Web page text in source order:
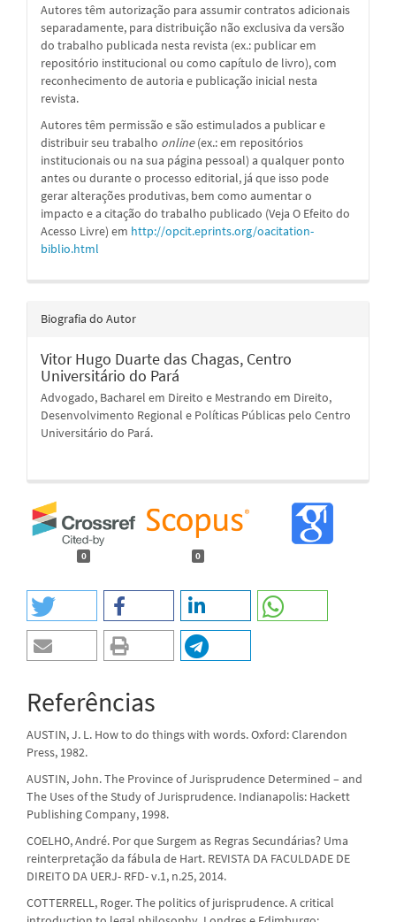
Autores têm autorização para assumir contratos adicionais
separadamente, para distribuição não exclusiva da versão
do trabalho publicada nesta revista (ex.: publicar em
repositório institucional ou como capítulo de livro), com
reconhecimento de autoria e publicação inicial nesta
revista.
Autores têm permissão e são estimulados a publicar e
distribuir seu trabalho online(ex.: em repositórios
institucionais ou na sua página pessoal) a qualquer ponto
antes ou durante o processo editorial, já que isso pode
gerar alterações produtivas, bem como aumentar o
impacto e a citação do trabalho publicado (Veja O Efeito do
Acesso Livre) em http://opcit.eprints.org/oacitation-
biblio.html
Biografia do Autor
Vitor Hugo Duarte das Chagas, Centro
Universitário do Pará
Advogado, Bacharel em Direito e Mestrando em Direito,
Desenvolvimento Regional e Políticas Públicas pelo Centro
Universitário do Pará.
0 0
Referências
AUSTIN, J. L. How to do things with words. Oxford: Clarendon
Press, 1982.
AUSTIN, John. The Province of Jurisprudence Determined – and
The Uses of the Study of Jurisprudence. Indianapolis: Hackett
Publishing Company, 1998.
COELHO, André. Por que Surgem as Regras Secundárias? Uma
reinterpretação da fábula de Hart. REVISTA DA FACULDADE DE
DIREITO DA UERJ- RFD- v.1, n.25, 2014.
COTTERRELL, Roger. The politics of jurisprudence. A critical